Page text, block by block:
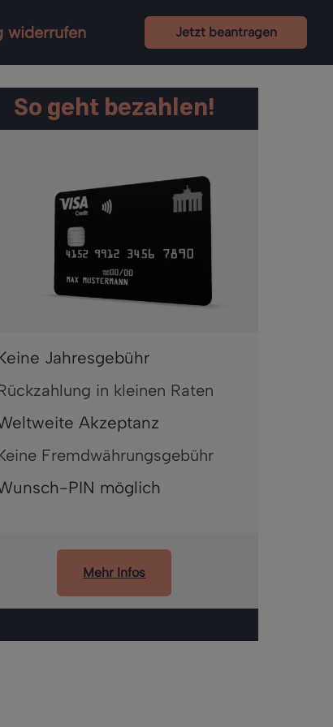
widerrufen Jetzt beantragen
So geht bezahlen!
Jahresgebühr
in kleinen Raten
Akzeptanz
Fremdwährungsgebühr
PIN möglich
Mehr Infos